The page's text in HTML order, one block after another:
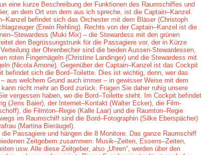
eine kurze Beschreibung der Funktionen des Raumschiffes und
an dem Ort von dem aus ich spreche, ist die Captain–Kanzel.
befindet sich das Orchester mit dem Bläser (Christoph
(Erwin Rehling). Rechts von der Captain–Kanzel ist die
(Muki Mix) – die Stewardess mit den grünen
den Begrüssungstrunk für die Passagiere vor, der in Kürze
der Ohrenbecher sind die beiden Aussen-Stewardessen,
roten Fingernägeln (Christine Landinger) und die Stewardess mit
(Nicola Arnone). Gegenüber der Captain–Kanzel ist das Cockpit
befindet sich die Bord–Toilette. Dies ist wichtig, denn, wer das
aus welchem Grund auch immer – in gewisser Weise mit dem
nicht mehr an Bord zurück. Fragen Sie daher ruhig unsere
vergessen haben, wo die Bord–Toilette steht. Im Cockpit befindet
(Jens Baier), der Internet–Kontakt (Walter Ecker), die Film-
die Filmton–Regie (Kalle Laar) und die Raumton–Regie
im Raumschiff sind die Bord–Fotographin (Silke Eberspächer)
(Martina Bieräugel).
Passagiere und hängen die 8 Monitore. Das ganze Raumschiff
Zeitgebern zusammen: Musik–Zeiten, Essens–Zeiten,
usw. Alle diese Zeitgeber, also „Uhren“, werden über den